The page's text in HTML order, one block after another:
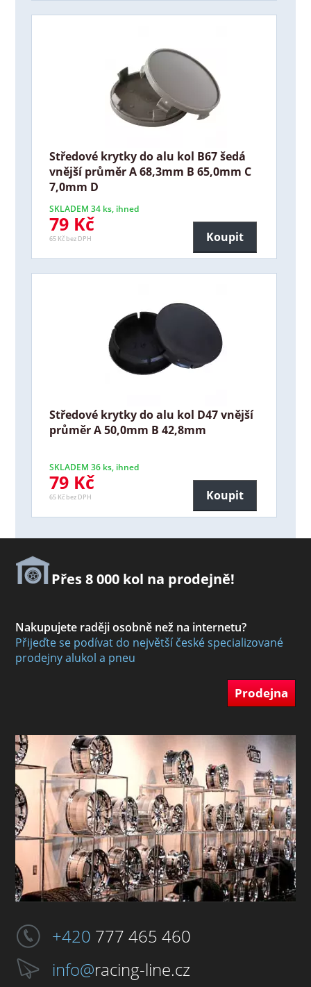
Středové krytky do alu kol B67 šedá
vnější průměr A 68,3mm B 65,0mm C
7,0mm D
SKLADEM 34 ks, ihned
79 Kč
65 Kč bez DPH Koupit
Středové krytky do alu kol D47 vnější
průměr A 50,0mm B 42,8mm
SKLADEM 36 ks, ihned
79 Kč
65 Kč bez DPH Koupit
Přes 8 000 kol na prodejně!
Nakupujete raději osobně než na internetu?
Přijeďte se podívat do největší české specializované
prodejny alukol a pneu
Prodejna
+420 777 465 460
info@racing-line.cz